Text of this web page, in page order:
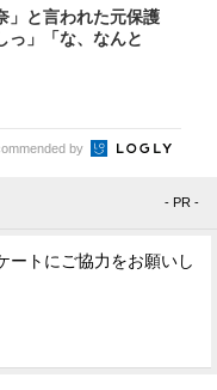
」と言われた元保護
」「な、なんと
by
- PR -
ートにご協力をお願いし